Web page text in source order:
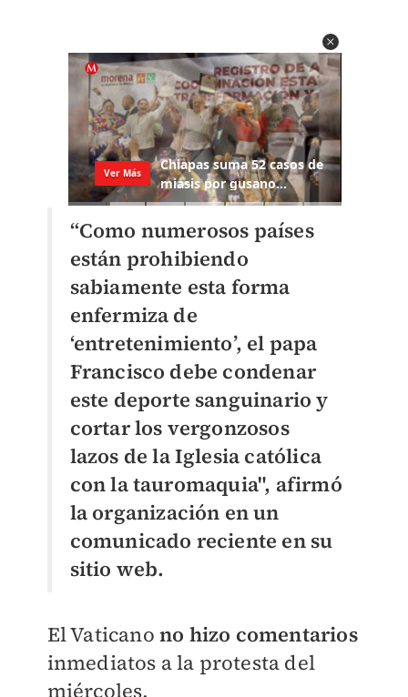
“Como numerosos países
están prohibiendo
sabiamente esta forma
enfermiza de
‘entretenimiento’, el papa
Francisco debe condenar
este deporte sanguinario y
cortar los vergonzosos
lazos de la Iglesia católica
con la tauromaquia", afirmó
la organización en un
comunicado reciente en su
sitio web.
El Vaticano no hizo comentarios
inmediatos a la protesta del
miércoles.